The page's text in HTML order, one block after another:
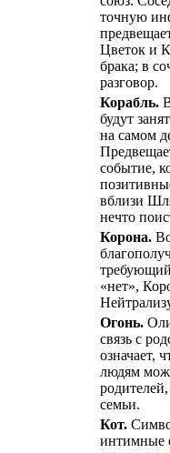
точную
Цветок и
брака; в
разговор.
Корабль.
будут
на самом
событие,
вблизи
нечто
Корона.
требующий
«нет»,
Огонь.
связь с
означает,
людям
семьи.
Кот.
интимные